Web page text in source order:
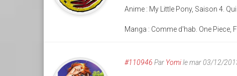
Anime : My Little Pony, Saison 4.
Manga : Comme d'hab. One Piece,
#110946 Par Yomile mar 03/12/